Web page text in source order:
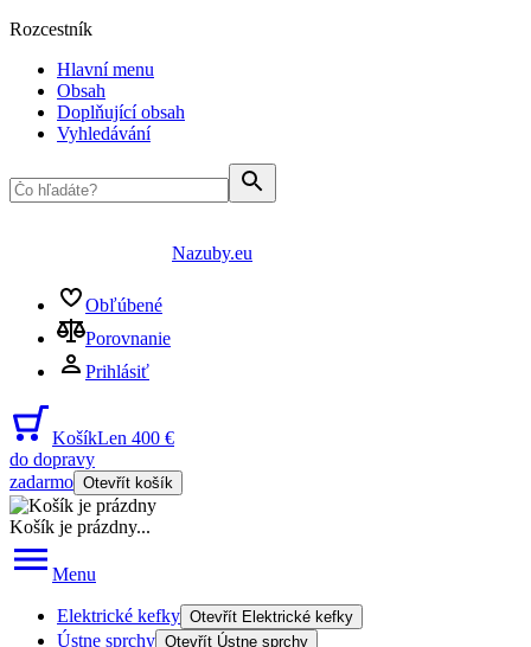
Rozcestník
Hlavní menu
Obsah
Doplňující obsah
Vyhledávání
Nazuby.eu
Obľúbené
Porovnanie
Prihlásiť
KošíkLen 400 €
do dopravy
zadarmo Otevřít košík
Košík je prázdny...
Menu
Elektrické kefky Otevřít Elektrické kefky
Ústne sprchy Otevřít Ústne sprchy